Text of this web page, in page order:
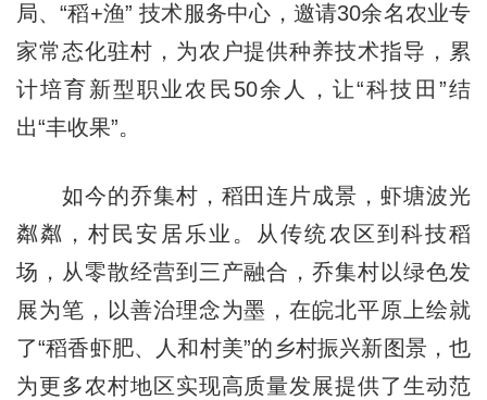
局、“稻+渔” 技术服务中心，邀请30余名农业专
家常态化驻村，为农户提供种养技术指导，累
计培育新型职业农民50余人，让“科技田”结
出“丰收果”。​
如今的乔集村，稻田连片成景，虾塘波光
粼粼，村民安居乐业。从传统农区到科技稻
场，从零散经营到三产融合，乔集村以绿色发
展为笔，以善治理念为墨，在皖北平原上绘就
了“稻香虾肥、人和村美”的乡村振兴新图景，也
为更多农村地区实现高质量发展提供了生动范